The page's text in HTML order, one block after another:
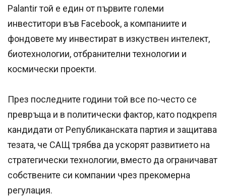
Palantir той е един от първите големи
инвеститори във Facebook, а компаниите и
фондовете му инвестират в изкуствен интелект,
биотехнологии, отбранителни технологии и
космически проекти.
През последните години той все по-често се
превръща и в политически фактор, като подкрепя
кандидати от Републиканската партия и защитава
тезата, че САЩ трябва да ускорят развитието на
стратегически технологии, вместо да ограничават
собствените си компании чрез прекомерна
регулация.